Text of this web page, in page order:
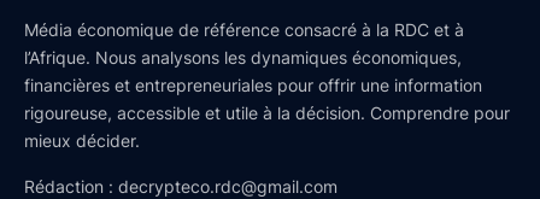
Média économique de référence consacré à la RDC et à
l’Afrique. Nous analysons les dynamiques économiques,
financières et entrepreneuriales pour offrir une information
rigoureuse, accessible et utile à la décision. Comprendre pour
mieux décider.
Rédaction : decrypteco.rdc@gmail.com